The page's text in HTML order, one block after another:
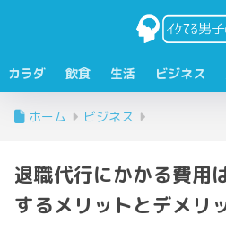
カラダ 飲食 生活 ビジネス
ホーム ビジネス
退職代行にかかる費用
するメリットとデメリ